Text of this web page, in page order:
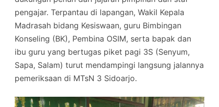
pengajar. Terpantau di lapangan, Wakil Kepala
Madrasah bidang Kesiswaan, guru Bimbingan
Konseling (BK), Pembina OSIM, serta bapak dan
ibu guru yang bertugas piket pagi 3S (Senyum,
Sapa, Salam) turut mendampingi langsung jalannya
pemeriksaan di MTsN 3 Sidoarjo.